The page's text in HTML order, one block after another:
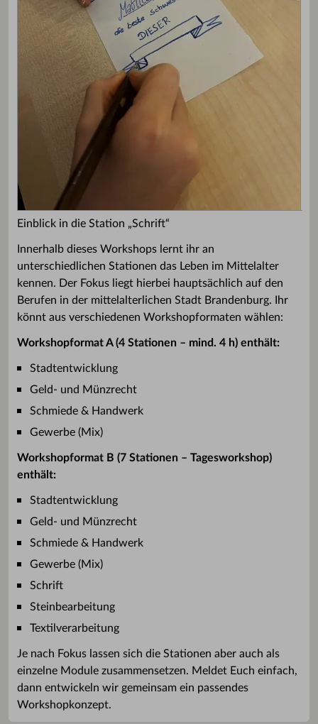
Einblick in die Station „Schrift“
Innerhalb dieses Workshops lernt ihr an
unterschiedlichen Stationen das Leben im Mittelalter
kennen. Der Fokus liegt hierbei hauptsächlich auf den
Berufen in der mittelalterlichen Stadt Brandenburg. Ihr
könnt aus verschiedenen Workshopformaten wählen:
Workshopformat A (4 Stationen – mind. 4 h) enthält:
Stadtentwicklung
Geld- und Münzrecht
Schmiede & Handwerk
Gewerbe (Mix)
Workshopformat B (7 Stationen – Tagesworkshop)
enthält:
Stadtentwicklung
Geld- und Münzrecht
Schmiede & Handwerk
Gewerbe (Mix)
Schrift
Steinbearbeitung
Textilverarbeitung
Je nach Fokus lassen sich die Stationen aber auch als
einzelne Module zusammensetzen. Meldet Euch einfach,
dann entwickeln wir gemeinsam ein passendes
Workshopkonzept.